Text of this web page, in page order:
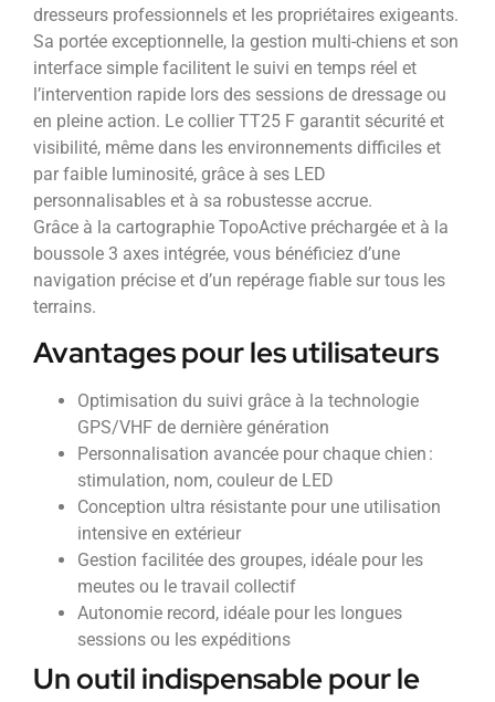
dresseurs professionnels et les propriétaires exigeants.
Sa portée exceptionnelle, la gestion multi-chiens et son
interface simple facilitent le suivi en temps réel et
l’intervention rapide lors des sessions de dressage ou
en pleine action. Le collier TT25 F garantit sécurité et
visibilité, même dans les environnements difficiles et
par faible luminosité, grâce à ses LED
personnalisables et à sa robustesse accrue.
Grâce à la cartographie TopoActive préchargée et à la
boussole 3 axes intégrée, vous bénéficiez d’une
navigation précise et d’un repérage fiable sur tous les
terrains.
Avantages pour les utilisateurs
Optimisation du suivi grâce à la technologie
GPS/VHF de dernière génération
Personnalisation avancée pour chaque chien :
stimulation, nom, couleur de LED
Conception ultra résistante pour une utilisation
intensive en extérieur
Gestion facilitée des groupes, idéale pour les
meutes ou le travail collectif
Autonomie record, idéale pour les longues
sessions ou les expéditions
Un outil indispensable pour le